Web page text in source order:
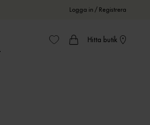
Logga in / Registrera
Hitta butik